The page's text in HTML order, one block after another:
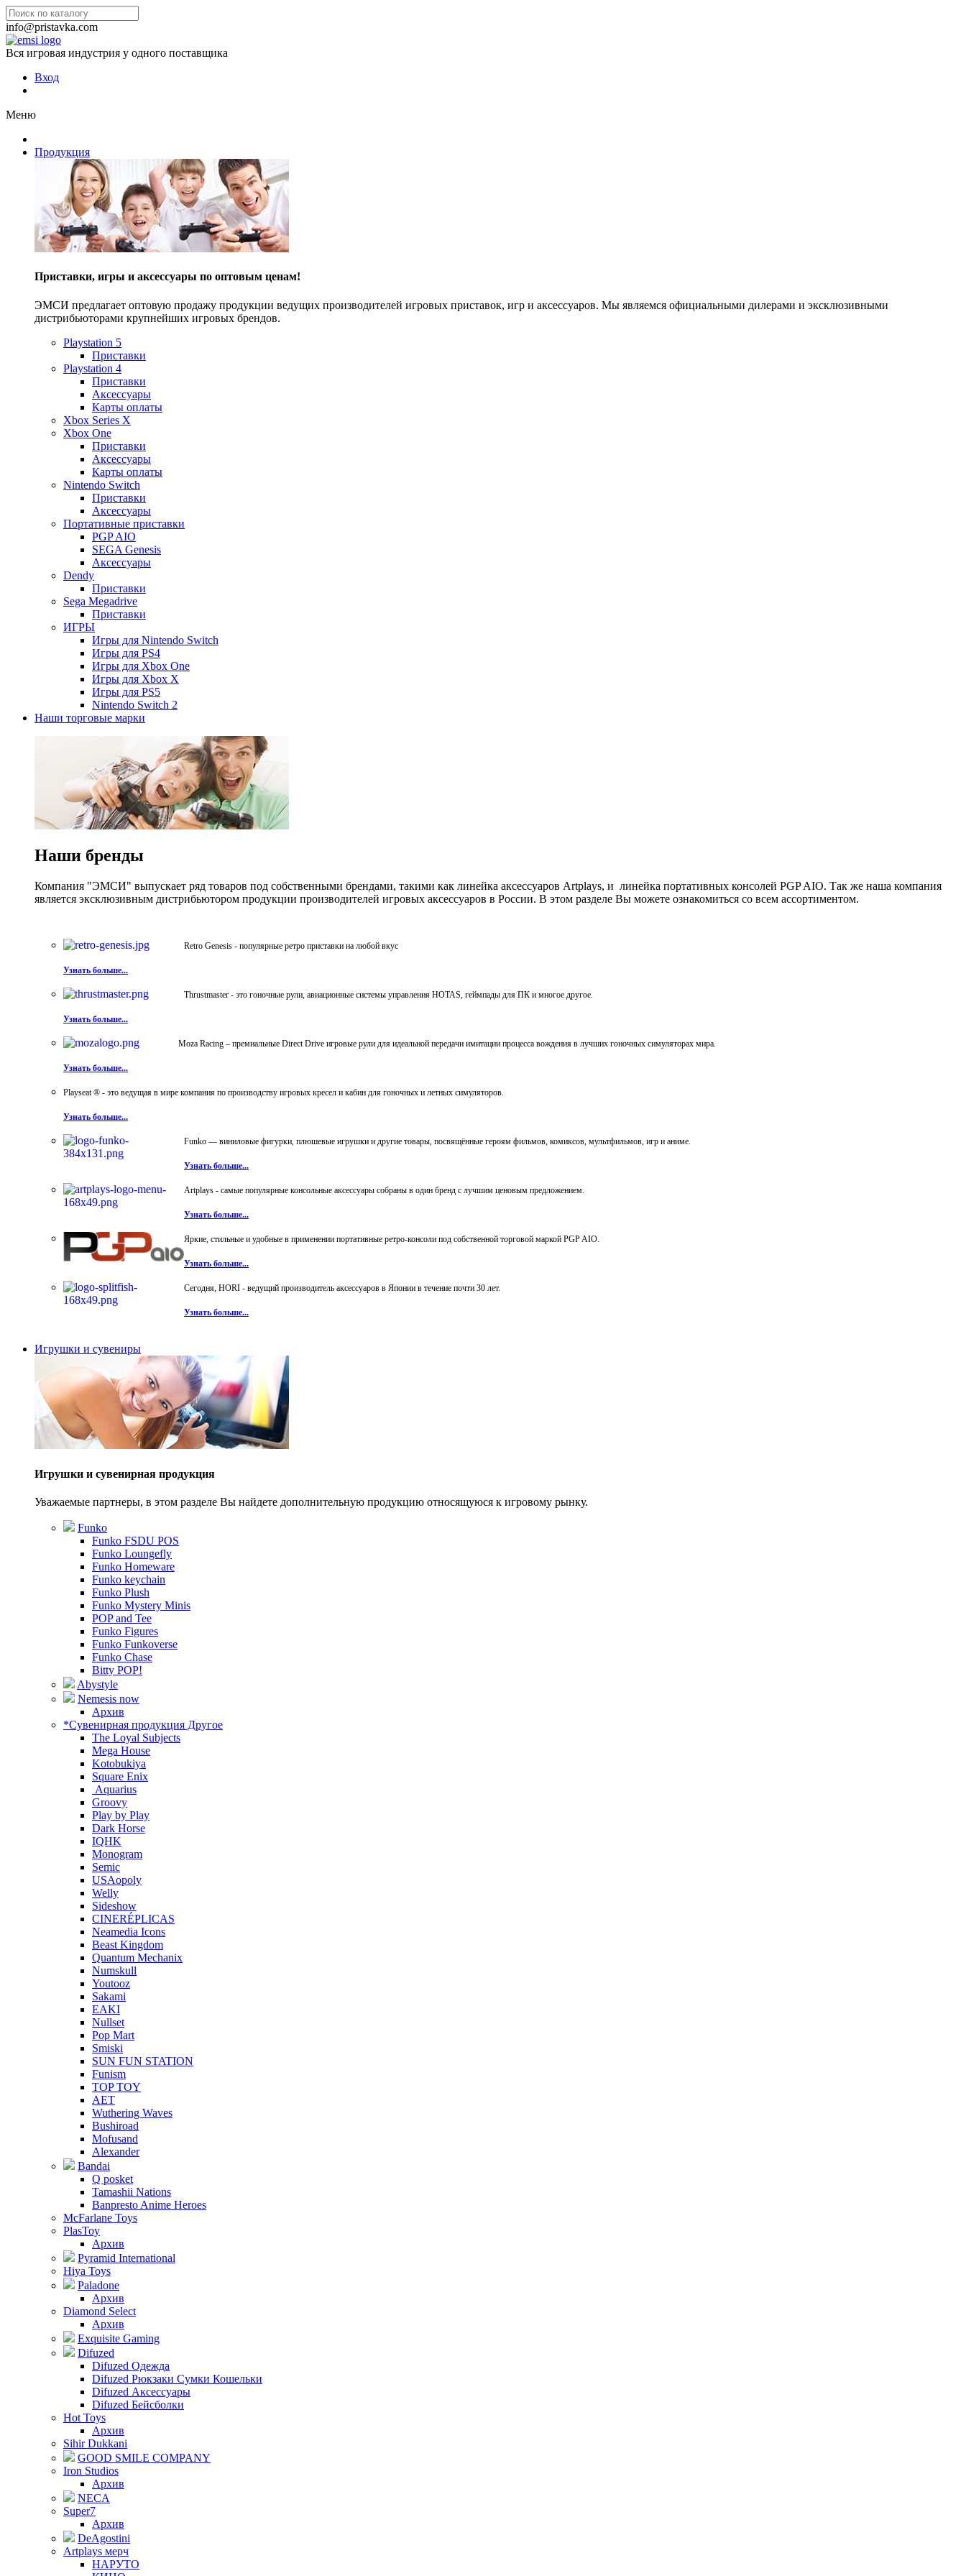
info@pristavka.com
Вся игровая индустрия у одного поставщика
Вход
Меню
Продукция
Приставки, игры и аксессуары по оптовым ценам!
ЭМСИ предлагает оптовую продажу продукции ведущих производителей игровых приставок, игр и аксессуаров. Мы являемся официальными дилерами и эксклюзивными
дистрибьюторами крупнейших игровых брендов.
Playstation 5
Приставки
Playstation 4
Приставки
Аксессуары
Карты оплаты
Xbox Series X
Xbox One
Приставки
Аксессуары
Карты оплаты
Nintendo Switch
Приставки
Аксессуары
Портативные приставки
PGP AIO
SEGA Genesis
Аксессуары
Dendy
Приставки
Sega Megadrive
Приставки
ИГРЫ
Игры для Nintendo Switch
Игры для PS4
Игры для Xbox One
Игры для Xbox X
Игры для PS5
Nintendo Switch 2
Наши торговые марки
Наши бренды
Компания "ЭМСИ" выпускает ряд товаров под собственными брендами, такими как линейка аксессуаров Artplays, и линейка портативных консолей PGP AIO. Так же наша компания
является эксклюзивным дистрибьютором продукции производителей игровых аксессуаров в России. В этом разделе Вы можете ознакомиться со всем ассортиментом.
Retro Genesis - популярные ретро приставки на любой вкус
Узнать больше...
Thrustmaster - это гоночные рули, авиационные системы управления HOTAS, геймпады для ПК и многое другое.
Узнать больше...
Moza Racing – премиальные Direct Drive игровые рули для идеальной передачи имитации процесса вождения в лучших гоночных симуляторах мира.
Узнать больше...
Playseat ® - это ведущая в мире компания по производству игровых кресел и кабин для гоночных и летных симуляторов.
Узнать больше...
Funko — виниловые фигурки, плюшевые игрушки и другие товары, посвящённые героям фильмов, комиксов, мультфильмов, игр и аниме.
Узнать больше...
Artplays - самые популярные консольные аксессуары собраны в один бренд с лучшим ценовым предложением.
Узнать больше...
Яркие, стильные и удобные в применении портативные ретро-консоли под собственной торговой маркой PGP AIO.
Узнать больше...
Сегодня, HORI - ведущий производитель аксессуаров в Японии в течение почти 30 лет.
Узнать больше...
Игрушки и сувениры
Игрушки и сувенирная продукция
Уважаемые партнеры, в этом разделе Вы найдете дополнительную продукцию относящуюся к игровому рынку.
Funko
Funko FSDU POS
Funko Loungefly
Funko Homeware
Funko keychain
Funko Plush
Funko Mystery Minis
POP and Tee
Funko Figures
Funko Funkoverse
Funko Chase
Bitty POP!
Abystyle
Nemesis now
Архив
*Сувенирная продукция Другое
The Loyal Subjects
Mega House
Kotobukiya
Square Enix
Aquarius
Groovy
Play by Play
Dark Horse
IQHK
Monogram
Semic
USAopoly
Welly
Sideshow
CINERÉPLICAS
Neamedia Icons
Beast Kingdom
Quantum Mechanix
Numskull
Youtooz
Sakami
EAKI
Nullset
Pop Mart
Smiski
SUN FUN STATION
Funism
TOP TOY
AET
Wuthering Waves
Bushiroad
Mofusand
Alexander
Bandai
Q posket
Tamashii Nations
Banpresto Anime Heroes
McFarlane Toys
PlasToy
Архив
Pyramid International
Hiya Toys
Paladone
Архив
Diamond Select
Архив
Exquisite Gaming
Difuzed
Difuzed Одежда
Difuzed Рюкзаки Сумки Кошельки
Difuzed Аксессуары
Difuzed Бейсболки
Hot Toys
Архив
Sihir Dukkani
GOOD SMILE COMPANY
Iron Studios
Архив
NECA
Super7
Архив
DeAgostini
Artplays мерч
НАРУТО